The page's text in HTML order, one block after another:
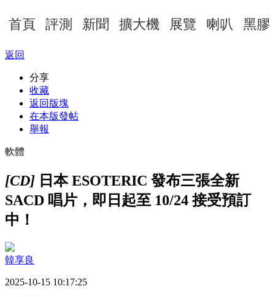
首頁 評測 新聞 擴大機 展覽 喇叭 黑膠
返回
分享
收藏
返回版塊
在本版發帖
舉報
軟體
[CD] 日本 ESOTERIC 發布三張全新
SACD 唱片，即日起至 10/24 接受預訂
中！
韓享良
2025-10-15 10:17:25